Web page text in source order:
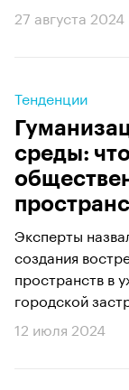
27 августа 2024
Тенденции
среды:
Эксперты
создания
пространств в
городской
12 июля 2024